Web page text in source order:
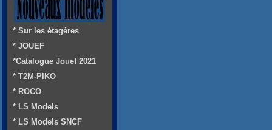
* Sur les étagères
* JOUEF
*Catalogue Jouef 2021
* T2M-PIKO
* ROCO
* LS Models
* LS Models SNCF